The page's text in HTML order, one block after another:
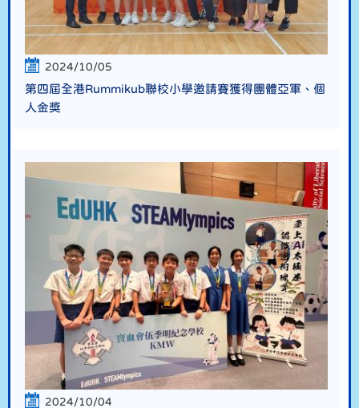
2024/10/05
第四屆全港Rummikub聯校小學邀請賽獲得團體亞軍、個
人金獎
2024/10/04